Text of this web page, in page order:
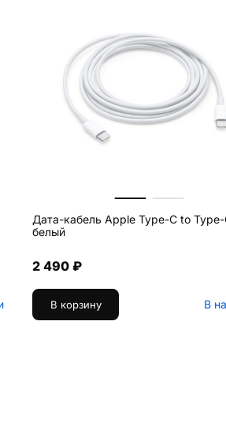
Дата-кабель Apple Type-C to Type-C 2 м,
белый
2 490 ₽
В корзину В